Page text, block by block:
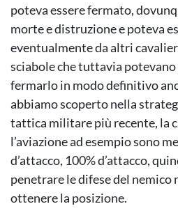
poteva essere fermato,
morte e distruzione e poteva
eventualmente da altri
sciabole che tuttavia
fermarlo in modo definitivo
abbiamo scoperto nella
tattica militare più recente, la
l’aviazione ad esempio sono
d’attacco, 100% d’attacco,
penetrare le difese del nemico
ottenere la posizione.